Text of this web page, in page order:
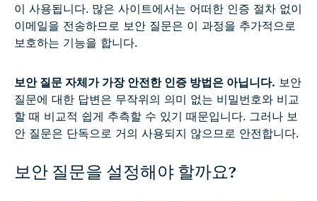
이 사용됩니다. 많은 사이트에서는 어떠한 인증 절차 없이
이메일을 전송하므로 보안 질문은 이 과정을 추가적으로
보호하는 기능을 합니다.
보안 질문 자체가 가장 안전한 인증 방법은 아닙니다. 보안
질문에 대한 답변은 무작위의 의미 없는 비밀번호와 비교
할 때 비교적 쉽게 추측할 수 있기 때문입니다. 그러나 보
안 질문은 단독으로 거의 사용되지 않으므로 안전합니다.
보안 질문을 설정해야 할까요?